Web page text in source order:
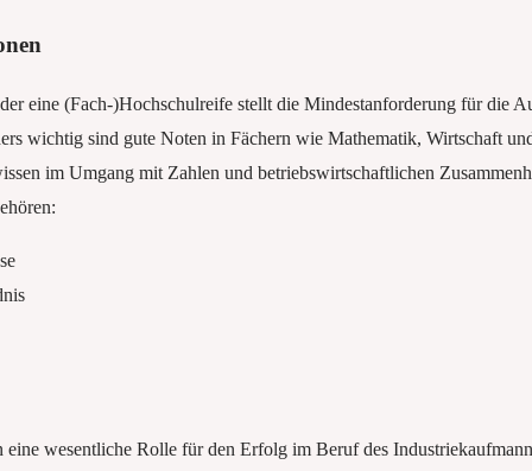
eine (Fach-)Hochschulreife stellt die Mindestanforderung für die
wichtig sind gute Noten in Fächern wie Mathematik, Wirtschaft
im Umgang mit Zahlen und betriebswirtschaftlichen
eine wesentliche Rolle für den Erfolg im Beruf des